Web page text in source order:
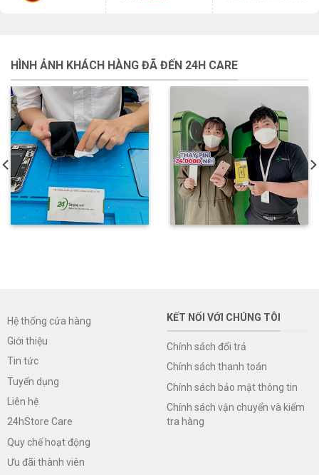
HÌNH ẢNH KHÁCH HÀNG ĐÃ ĐẾN 24H CARE
Hệ thống cửa hàng
Giới thiệu
Tin tức
Tuyển dụng
Liên hệ
24hStore Care
Quy chế hoạt động
Ưu đãi thành viên
KẾT NỐI VỚI CHÚNG TÔI
Chính sách đổi trả
Chính sách thanh toán
Chính sách bảo mật thông tin
Chính sách vận chuyển và kiểm
tra hàng